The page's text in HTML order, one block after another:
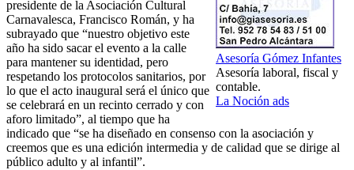
Asesoría Gómez Infantes
Asesoría laboral, fiscal y
contable.
La Noción ads
presidente de la Asociación Cultural
Carnavalesca, Francisco Román, y ha
subrayado que “nuestro objetivo este
año ha sido sacar el evento a la calle
para mantener su identidad, pero
respetando los protocolos sanitarios, por
lo que el acto inaugural será el único que
se celebrará en un recinto cerrado y con
aforo limitado”, al tiempo que ha
indicado que “se ha diseñado en consenso con la asociación y
creemos que es una edición intermedia y de calidad que se dirige al
público adulto y al infantil”.